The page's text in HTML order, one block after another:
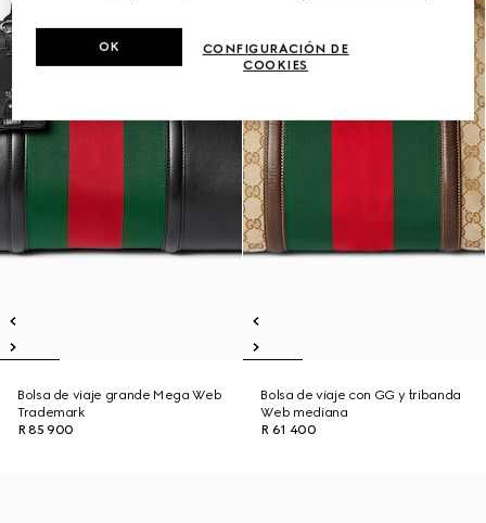
Bolsa de viaje grande Mega Web
Trademark
R 85 900
Bolsa de viaje con GG y tribanda
Web mediana
R 61 400
CONFIGURACIÓN DE
COOKIES
OK